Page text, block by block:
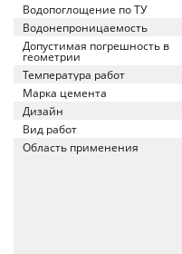
Водопоглощение по ТУ
Водонепроницаемость
Допустимая погрешность в
геометрии
Температура работ
Марка цемента
Дизайн
Вид работ
Область применения